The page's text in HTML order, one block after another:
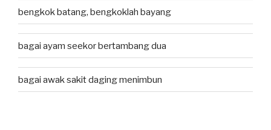
bengkok batang, bengkoklah bayang
bagai ayam seekor bertambang dua
bagai awak sakit daging menimbun